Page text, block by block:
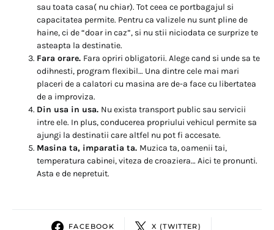
sau toata casa( nu chiar). Tot ceea ce portbagajul si
capacitatea permite. Pentru ca valizele nu sunt pline de
haine, ci de “doar in caz”, si nu stii niciodata ce surprize te
asteapta la destinatie.
Fara orare. Fara opriri obligatorii. Alege cand si unde sa te
odihnesti, program flexibil… Una dintre cele mai mari
placeri de a calatori cu masina are de-a face cu libertatea
de a improviza.
Din usa in usa. Nu exista transport public sau servicii
intre ele. In plus, conducerea propriului vehicul permite sa
ajungi la destinatii care altfel nu pot fi accesate.
Masina ta, imparatia ta. Muzica ta, oamenii tai,
temperatura cabinei, viteza de croaziera… Aici te pronunti.
Asta e de nepretuit.
FACEBOOK X (TWITTER)